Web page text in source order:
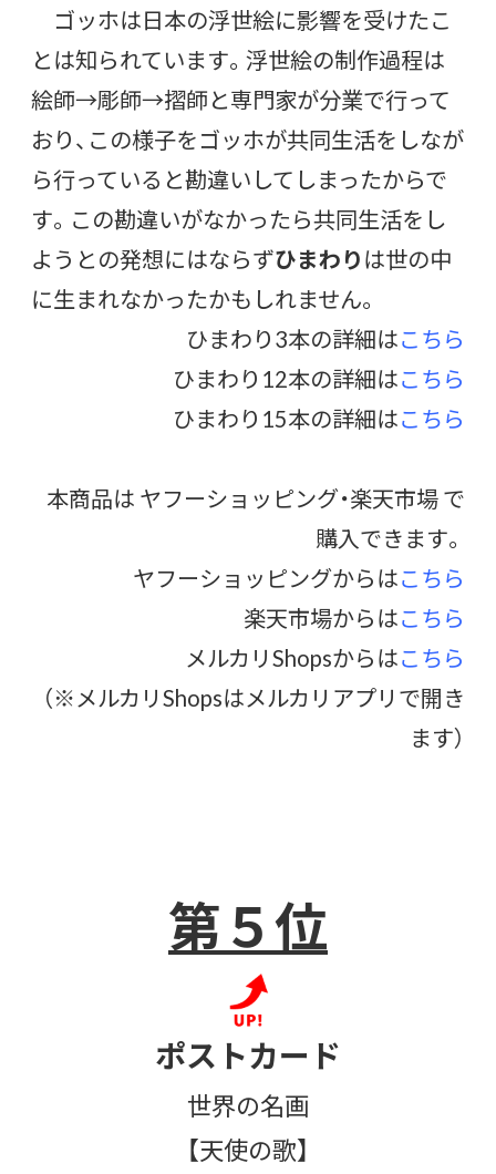
ゴッホは日本の浮世絵に影響を受けたこ
とは知られています。浮世絵の制作過程は
絵師→彫師→摺師と専門家が分業で行って
おり、この様子をゴッホが共同生活をしなが
ら行っていると勘違いしてしまったからで
す。この勘違いがなかったら共同生活をし
ようとの発想にはならずひまわりは世の中
に生まれなかったかもしれません。
ひまわり3本の詳細はこちら
ひまわり12本の詳細はこちら
ひまわり15本の詳細はこちら
本商品は ヤフーショッピング・楽天市場 で
購入できます。
ヤフーショッピングからはこちら
楽天市場からはこちら
メルカリShopsからはこちら
（※メルカリShopsはメルカリアプリで開き
ます）
第５位
ポストカード
世界の名画
【天使の歌】